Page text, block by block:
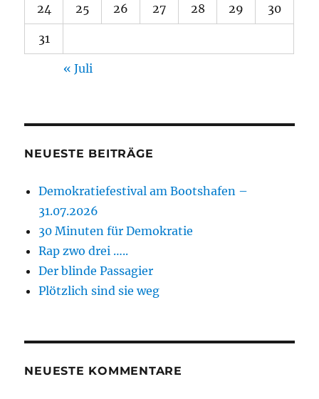
24 25 26 27 28 29 30
31
« Juli
NEUESTE BEITRÄGE
Demokratiefestival am Bootshafen –
31.07.2026
30 Minuten für Demokratie
Rap zwo drei …..
Der blinde Passagier
Plötzlich sind sie weg
NEUESTE KOMMENTARE